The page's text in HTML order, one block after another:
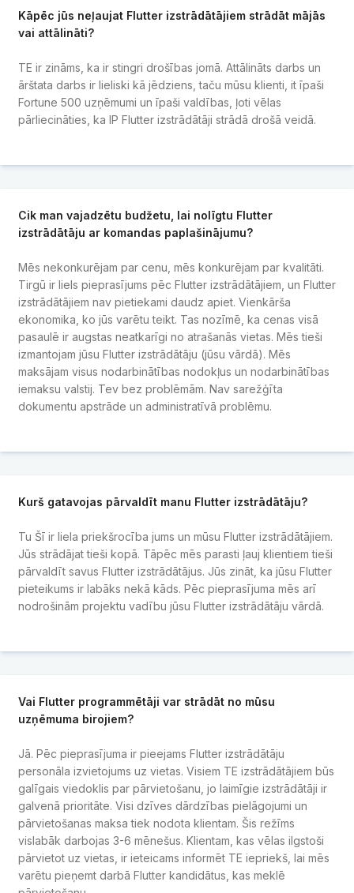
Kāpēc jūs neļaujat Flutter izstrādātājiem strādāt mājās
vai attālināti?
TE ir zināms, ka ir stingri drošības jomā. Attālināts darbs un
ārštata darbs ir lieliski kā jēdziens, taču mūsu klienti, it īpaši
Fortune 500 uzņēmumi un īpaši valdības, ļoti vēlas
pārliecināties, ka IP Flutter izstrādātāji strādā drošā veidā.
Cik man vajadzētu budžetu, lai nolīgtu Flutter
izstrādātāju ar komandas paplašinājumu?
Mēs nekonkurējam par cenu, mēs konkurējam par kvalitāti.
Tirgū ir liels pieprasījums pēc Flutter izstrādātājiem, un Flutter
izstrādātājiem nav pietiekami daudz apiet. Vienkārša
ekonomika, ko jūs varētu teikt. Tas nozīmē, ka cenas visā
pasaulē ir augstas neatkarīgi no atrašanās vietas. Mēs tieši
izmantojam jūsu Flutter izstrādātāju (jūsu vārdā). Mēs
maksājam visus nodarbinātības nodokļus un nodarbinātības
iemaksu valstij. Tev bez problēmām. Nav sarežģīta
dokumentu apstrāde un administratīvā problēmu.
Kurš gatavojas pārvaldīt manu Flutter izstrādātāju?
Tu Šī ir liela priekšrocība jums un mūsu Flutter izstrādātājiem.
Jūs strādājat tieši kopā. Tāpēc mēs parasti ļauj klientiem tieši
pārvaldīt savus Flutter izstrādātājus. Jūs zināt, ka jūsu Flutter
pieteikums ir labāks nekā kāds. Pēc pieprasījuma mēs arī
nodrošinām projektu vadību jūsu Flutter izstrādātāju vārdā.
Vai Flutter programmētāji var strādāt no mūsu
uzņēmuma birojiem?
Jā. Pēc pieprasījuma ir pieejams Flutter izstrādātāju
personāla izvietojums uz vietas. Visiem TE izstrādātājiem būs
galīgais viedoklis par pārvietošanu, jo laimīgie izstrādātāji ir
galvenā prioritāte. Visi dzīves dārdzības pielāgojumi un
pārvietošanas maksa tiek nodota klientam. Šis režīms
vislabāk darbojas 3-6 mēnešus. Klientam, kas vēlas ilgstoši
pārvietot uz vietas, ir ieteicams informēt TE iepriekš, lai mēs
varētu pieņemt darbā Flutter kandidātus, kas meklē